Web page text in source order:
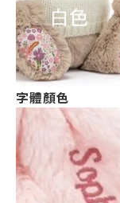
字體顏色